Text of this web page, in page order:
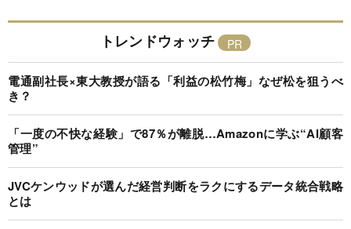
トレンドウォッチ
電通副社長×東大教授が語る「利益の松竹梅」なぜ松を狙うべ
き？
「一度の不快な経験」で87％が離脱…Amazonに学ぶ“AI顧客
管理”
JVCケンウッドが選んだ経営判断をラクにするデータ統合戦略
とは